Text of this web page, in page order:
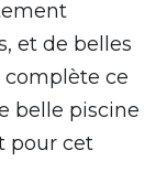
et de belles
complète ce
belle piscine
pour cet